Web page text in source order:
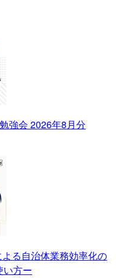
強会 2026年8月分
よる自治体業務効率化の
方ー